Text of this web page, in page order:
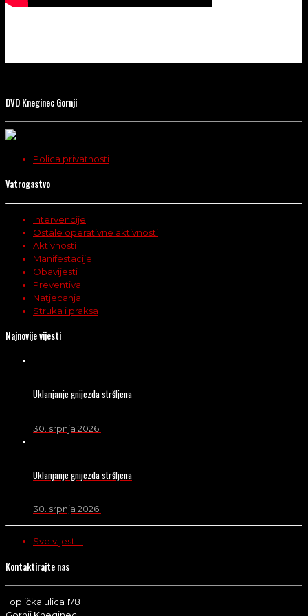
DVD Kneginec Gornji
Polica privatnosti
Vatrogastvo
Intervencije
Ostale operativne aktivnosti
Aktivnosti
Manifestacije
Obavijesti
Preventiva
Natjecanja
Struka i praksa
Najnovije vijesti
Uklanjanje gnijezda stršljena
30. srpnja 2026.
Uklanjanje gnijezda stršljena
30. srpnja 2026.
Sve vijesti...
Kontaktirajte nas
Toplička ulica 178